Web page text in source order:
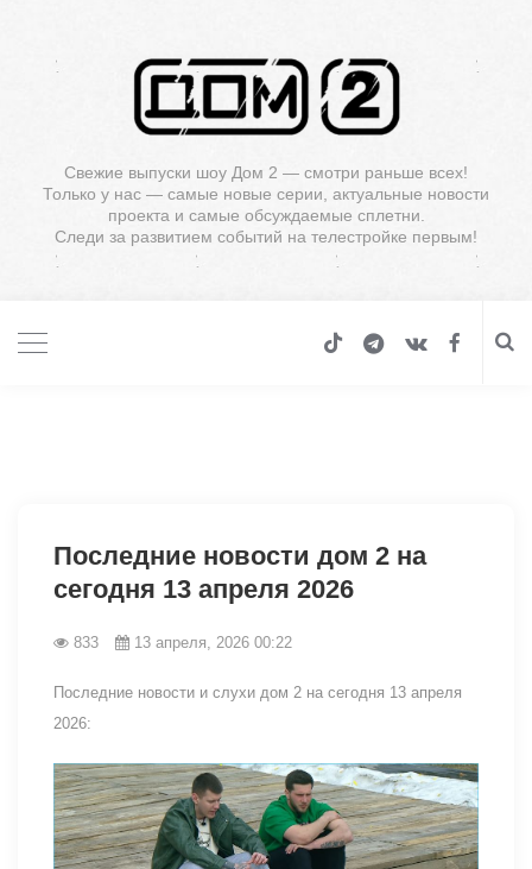
Свежие выпуски шоу Дом 2 — смотри раньше всех!
Только у нас — самые новые серии, актуальные новости
проекта и самые обсуждаемые сплетни.
Следи за развитием событий на телестройке первым!
Последние новости дом 2 на
сегодня 13 апреля 2026
833 13 апреля, 2026 00:22
Последние новости и слухи дом 2 на сегодня 13 апреля
2026: